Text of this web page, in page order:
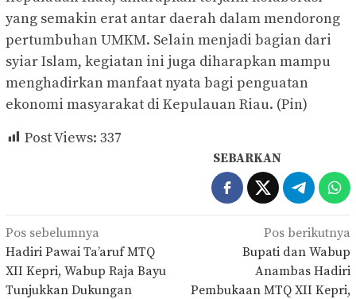
yang semakin erat antar daerah dalam mendorong
pertumbuhan UMKM. Selain menjadi bagian dari
syiar Islam, kegiatan ini juga diharapkan mampu
menghadirkan manfaat nyata bagi penguatan
ekonomi masyarakat di Kepulauan Riau. (Pin)
Post Views: 337
SEBARKAN
Navigasi
pos
Pos sebelumnya
Hadiri Pawai Ta’aruf MTQ
XII Kepri, Wabup Raja Bayu
Tunjukkan Dukungan
Pos berikutnya
Bupati dan Wabup
Anambas Hadiri
Pembukaan MTQ XII Kepri,